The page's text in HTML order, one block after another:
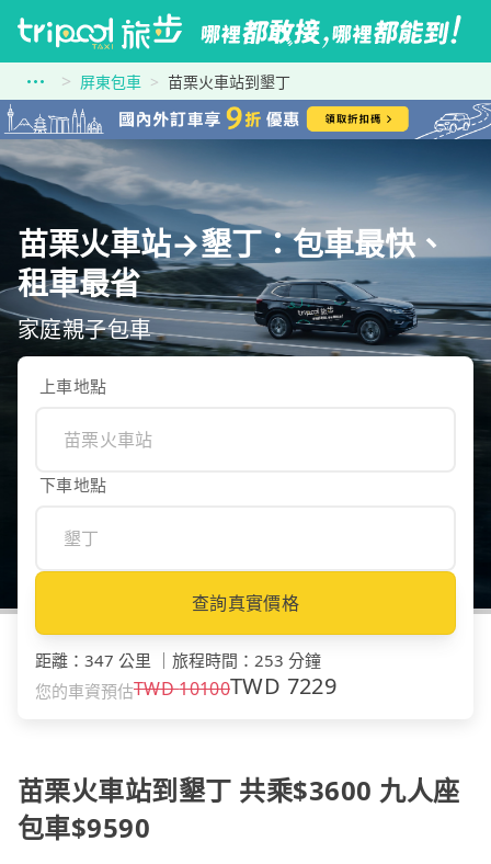
屏東包車 苗栗火車站到墾丁
苗栗火車站→墾丁：包車最快、
租車最省
家庭親子包車
上車地點
下車地點
查詢真實價格
距離 ： 347 公里 旅程時間 ： 253 分鐘
您的車資預估TWD10100TWD 7229
苗栗火車站到墾丁 共乘$3600 九人座
包車$9590